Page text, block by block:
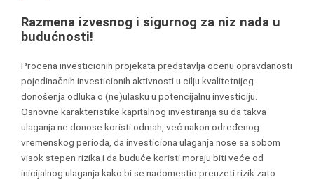
Razmena izvesnog i sigurnog za niz nada u
budućnosti!
Procena investicionih projekata predstavlja ocenu opravdanosti
pojedinačnih investicionih aktivnosti u cilju kvalitetnijeg
donošenja odluka o (ne)ulasku u potencijalnu investiciju.
Osnovne karakteristike kapitalnog investiranja su da takva
ulaganja ne donose koristi odmah, već nakon određenog
vremenskog perioda, da investiciona ulaganja nose sa sobom
visok stepen rizika i da buduće koristi moraju biti veće od
inicijalnog ulaganja kako bi se nadomestio preuzeti rizik zato